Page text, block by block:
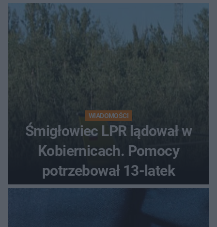
WIADOMOŚCI
Śmigłowiec LPR lądował w
Kobiernicach. Pomocy
potrzebował 13-latek